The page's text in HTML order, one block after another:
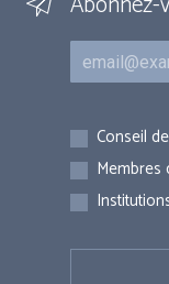
Courriel
Inscriptions
Conseil